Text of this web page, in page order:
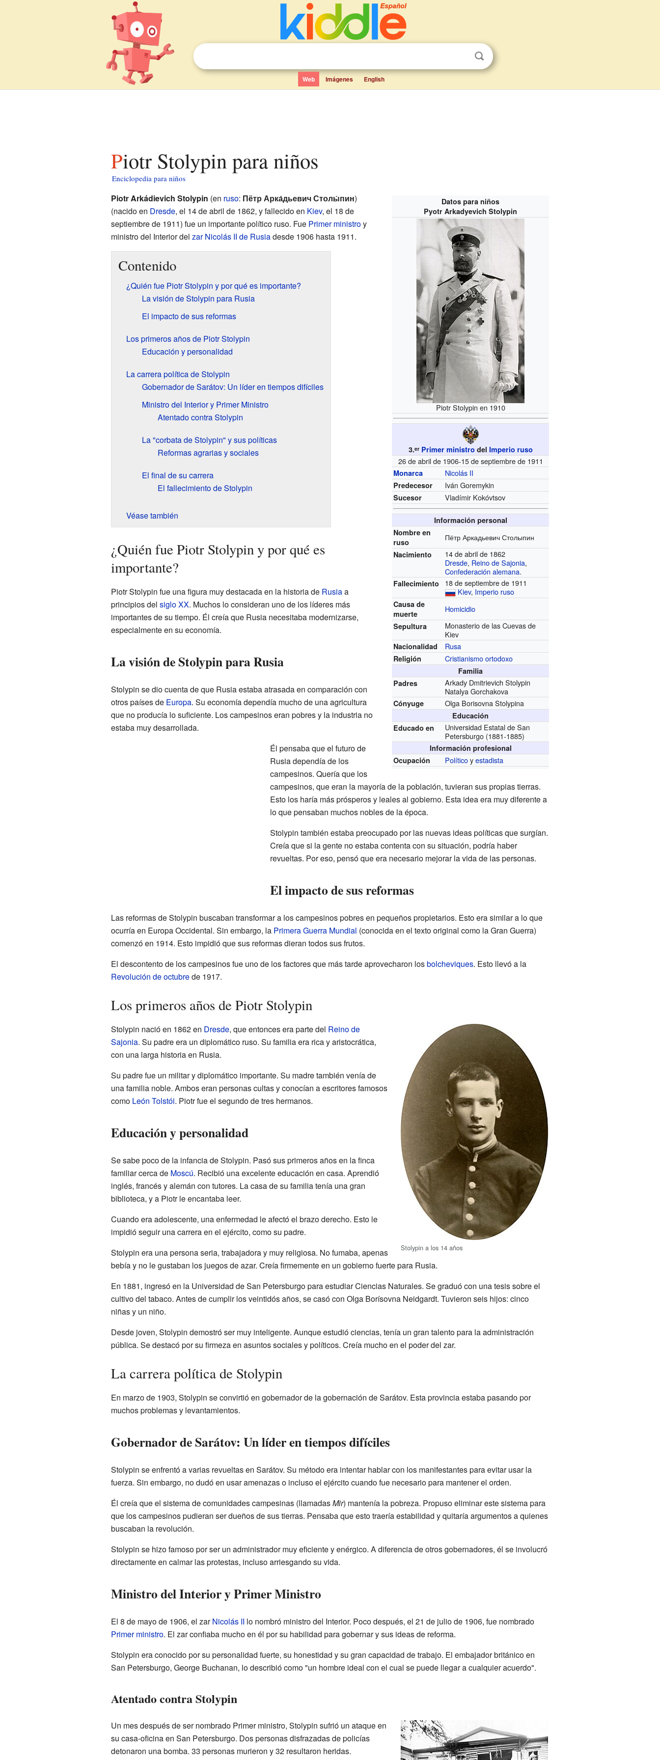
Web Imágenes English
Piotr Stolypin para niños
Enciclopedia para niños
Datos para niños
Pyotr Arkadyevich Stolypin
Piotr Stolypin en 1910
3.er Primer ministro del Imperio ruso
26 de abril de 1906-15 de septiembre de 1911
Monarca Nicolás II
Predecesor Iván Goremykin
Sucesor Vladímir Kokóvtsov
Información personal
Nombre en
ruso
Пётр Аркадьевич Столыпин
Nacimiento
14 de abril de 1862
Dresde, Reino de Sajonia,
Confederación alemana.
Fallecimiento
18 de septiembre de 1911
Kiev, Imperio ruso
Causa de
muerte
Homicidio
Sepultura
Monasterio de las Cuevas de
Kiev
Nacionalidad Rusa
Religión Cristianismo ortodoxo
Familia
Padres
Arkady Dmitrievich Stolypin
Natalya Gorchakova
Cónyuge Olga Borisovna Stolypina
Educación
Educado en
Universidad Estatal de San
Petersburgo (1881-1885)
Información profesional
Ocupación
Políticoyestadista
Piotr Arkádievich Stolypin (en ruso: Пётр Арка́дьевич Столы́пин)
(nacido en Dresde, el 14 de abril de 1862, y fallecido en Kiev, el 18 de
septiembre de 1911) fue un importante político ruso. Fue Primer ministroy
ministro del Interior del zar Nicolás II de Rusiadesde 1906 hasta 1911.
Contenido
¿Quién fue Piotr Stolypin y por qué es importante?
La visión de Stolypin para Rusia
El impacto de sus reformas
Los primeros años de Piotr Stolypin
Educación y personalidad
La carrera política de Stolypin
Gobernador de Sarátov: Un líder en tiempos difíciles
Ministro del Interior y Primer Ministro
Atentado contra Stolypin
La "corbata de Stolypin" y sus políticas
Reformas agrarias y sociales
El final de su carrera
El fallecimiento de Stolypin
Véase también
¿Quién fue Piotr Stolypin y por qué es
importante?
Piotr Stolypin fue una figura muy destacada en la historia de Rusiaa
principios del siglo XX. Muchos lo consideran uno de los líderes más
importantes de su tiempo. Él creía que Rusia necesitaba modernizarse,
especialmente en su economía.
La visión de Stolypin para Rusia
Stolypin se dio cuenta de que Rusia estaba atrasada en comparación con
otros países de Europa. Su economía dependía mucho de una agricultura
que no producía lo suficiente. Los campesinos eran pobres y la industria no
estaba muy desarrollada.
Él pensaba que el futuro de
Rusia dependía de los
campesinos. Quería que los
campesinos, que eran la mayoría de la población, tuvieran sus propias tierras.
Esto los haría más prósperos y leales al gobierno. Esta idea era muy diferente a
lo que pensaban muchos nobles de la época.
Stolypin también estaba preocupado por las nuevas ideas políticas que surgían.
Creía que si la gente no estaba contenta con su situación, podría haber
revueltas. Por eso, pensó que era necesario mejorar la vida de las personas.
El impacto de sus reformas
Las reformas de Stolypin buscaban transformar a los campesinos pobres en pequeños propietarios. Esto era similar a lo que
ocurría en Europa Occidental. Sin embargo, la Primera Guerra Mundial (conocida en el texto original como la Gran Guerra)
comenzó en 1914. Esto impidió que sus reformas dieran todos sus frutos.
El descontento de los campesinos fue uno de los factores que más tarde aprovecharon losbolcheviques. Esto llevó a la
Revolución de octubrede 1917.
Los primeros años de Piotr Stolypin
Stolypin a los 14 años
Stolypin nació en 1862 en Dresde, que entonces era parte del Reino de
Sajonia. Su padre era un diplomático ruso. Su familia era rica y aristocrática,
con una larga historia en Rusia.
Su padre fue un militar y diplomático importante. Su madre también venía de
una familia noble. Ambos eran personas cultas y conocían a escritores famosos
como León Tolstói. Piotr fue el segundo de tres hermanos.
Educación y personalidad
Se sabe poco de la infancia de Stolypin. Pasó sus primeros años en la finca
familiar cerca de Moscú. Recibió una excelente educación en casa. Aprendió
inglés, francés y alemán con tutores. La casa de su familia tenía una gran
biblioteca, y a Piotr le encantaba leer.
Cuando era adolescente, una enfermedad le afectó el brazo derecho. Esto le
impidió seguir una carrera en el ejército, como su padre.
Stolypin era una persona seria, trabajadora y muy religiosa. No fumaba, apenas
bebía y no le gustaban los juegos de azar. Creía firmemente en un gobierno fuerte para Rusia.
En 1881, ingresó en la Universidad de San Petersburgo para estudiar Ciencias Naturales. Se graduó con una tesis sobre el
cultivo del tabaco. Antes de cumplir los veintidós años, se casó con Olga Borísovna Neidgardt. Tuvieron seis hijos: cinco
niñas y un niño.
Desde joven, Stolypin demostró ser muy inteligente. Aunque estudió ciencias, tenía un gran talento para la administración
pública. Se destacó por su firmeza en asuntos sociales y políticos. Creía mucho en el poder del zar.
La carrera política de Stolypin
En marzo de 1903, Stolypin se convirtió en gobernador de la gobernación de Sarátov. Esta provincia estaba pasando por
muchos problemas y levantamientos.
Gobernador de Sarátov: Un líder en tiempos difíciles
Stolypin se enfrentó a varias revueltas en Sarátov. Su método era intentar hablar con los manifestantes para evitar usar la
fuerza. Sin embargo, no dudó en usar amenazas o incluso el ejército cuando fue necesario para mantener el orden.
Él creía que el sistema de comunidades campesinas (llamadasMir) mantenía la pobreza. Propuso eliminar este sistema para
que los campesinos pudieran ser dueños de sus tierras. Pensaba que esto traería estabilidad y quitaría argumentos a quienes
buscaban la revolución.
Stolypin se hizo famoso por ser un administrador muy eficiente y enérgico. A diferencia de otros gobernadores, él se involucró
directamente en calmar las protestas, incluso arriesgando su vida.
Ministro del Interior y Primer Ministro
El 8 de mayo de 1906, el zarNicolás II lo nombró ministro del Interior. Poco después, el 21 de julio de 1906, fue nombrado
Primer ministro. El zar confiaba mucho en él por su habilidad para gobernar y sus ideas de reforma.
Stolypin era conocido por su personalidad fuerte, su honestidad y su gran capacidad de trabajo. El embajador británico en
San Petersburgo, George Buchanan, lo describió como "un hombre ideal con el cual se puede llegar a cualquier acuerdo".
Atentado contra Stolypin
Un mes después de ser nombrado Primer ministro, Stolypin sufrió un ataque en
su casa-oficina en San Petersburgo. Dos personas disfrazadas de policías
detonaron una bomba. 33 personas murieron y 32 resultaron heridas.